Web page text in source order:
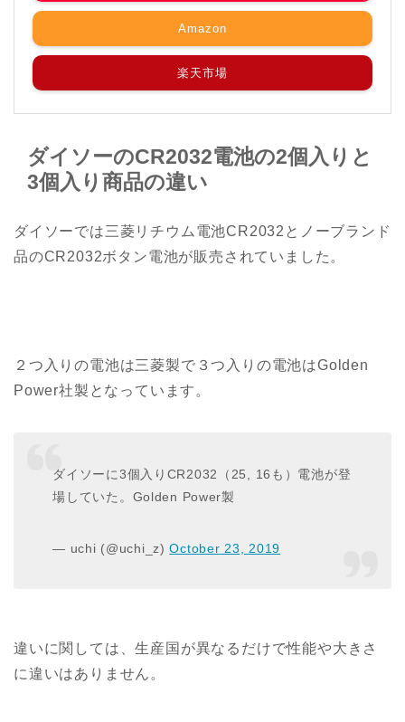
Amazon
楽天市場
ダイソーのCR2032電池の2個入りと
3個入り商品の違い
ダイソーでは三菱リチウム電池CR2032とノーブランド
品のCR2032ボタン電池が販売されていました。
２つ入りの電池は三菱製で３つ入りの電池はGolden
Power社製となっています。
ダイソーに3個入りCR2032（25, 16も）電池が登
場していた。Golden Power製
— uchi (@uchi_z)October 23, 2019
違いに関しては、生産国が異なるだけで性能や大きさ
に違いはありません。